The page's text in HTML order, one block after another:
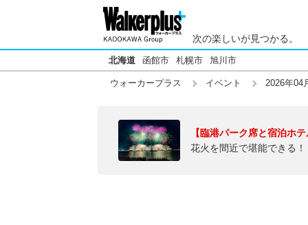
次の楽しいが見つかる。
北海道 函館市 札幌市 旭川市
ウォーカープラス イベント 2026年04
【臨港パーク席と宿泊ホ
花火を間近で堪能できる